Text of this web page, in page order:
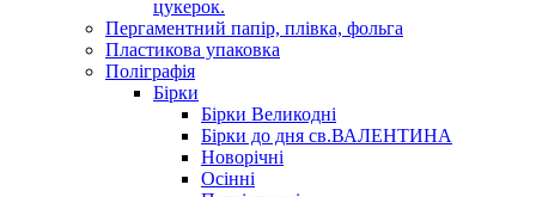
цукерок.
Пергаментний папір, плівка, фольга
Пластикова упаковка
Поліграфія
Бірки
Бірки Великодні
Бірки до дня св.ВАЛЕНТИНА
Новорічні
Осінні